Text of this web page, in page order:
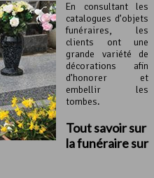
En consultant les
catalogues d’objets
funéraires, les
clients ont une
grande variété de
décorations afin
d’honorer et
embellir les
tombes.
Tout savoir sur
la funéraire sur